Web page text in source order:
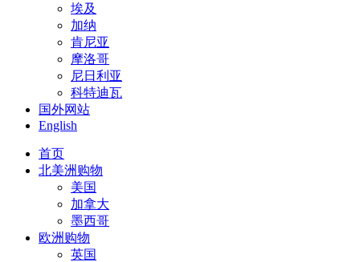
埃及
加纳
肯尼亚
摩洛哥
尼日利亚
科特迪瓦
国外网站
English
首页
北美洲购物
美国
加拿大
墨西哥
欧洲购物
英国